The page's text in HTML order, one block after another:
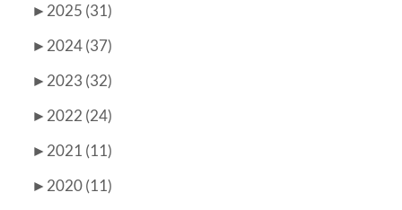
► 2025 (31)
► 2024 (37)
► 2023 (32)
► 2022 (24)
► 2021 (11)
► 2020 (11)